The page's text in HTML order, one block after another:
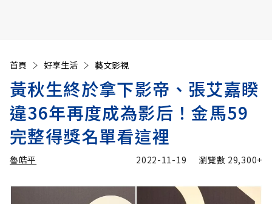
首頁 好享生活 藝文影視
黃秋生終於拿下影帝、張艾嘉睽
違36年再度成為影后！金馬59
完整得獎名單看這裡
魯皓平 2022-11-19 瀏覽數 29,300+